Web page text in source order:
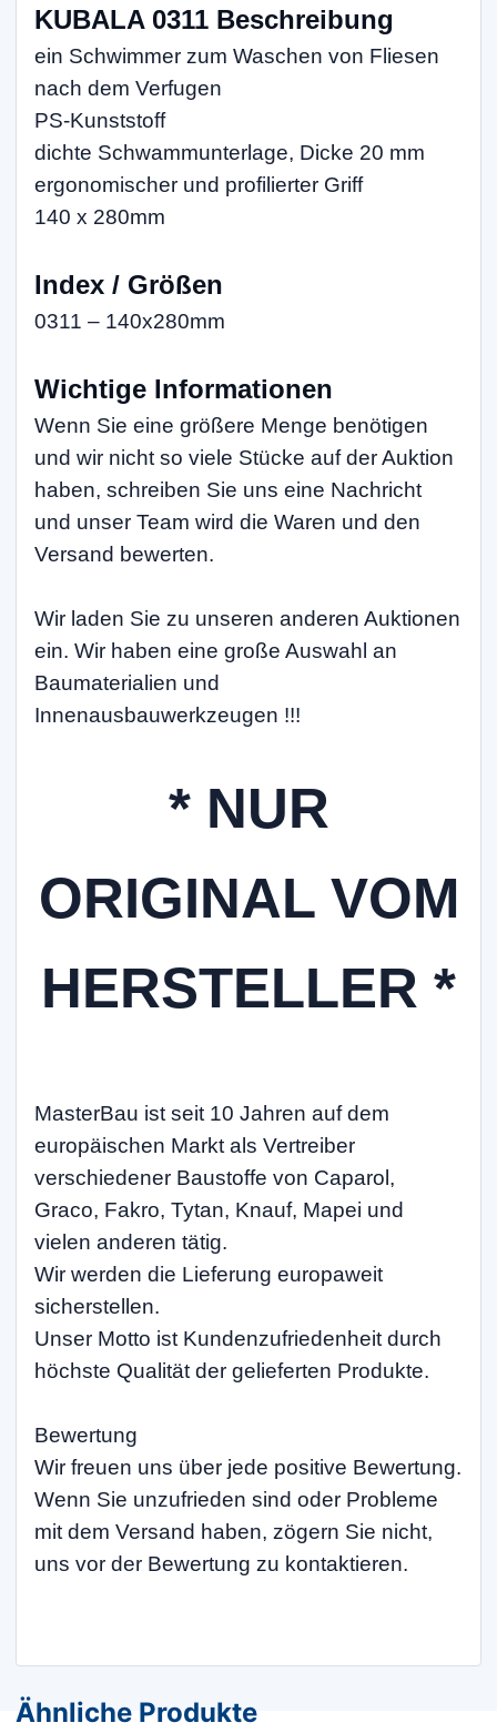
KUBALA 0311 Beschreibung
ein Schwimmer zum Waschen von Fliesen
nach dem Verfugen
PS-Kunststoff
dichte Schwammunterlage, Dicke 20 mm
ergonomischer und profilierter Griff
140 x 280mm
Index / Größen
0311 – 140x280mm
Wichtige Informationen
Wenn Sie eine größere Menge benötigen
und wir nicht so viele Stücke auf der Auktion
haben, schreiben Sie uns eine Nachricht
und unser Team wird die Waren und den
Versand bewerten.
Wir laden Sie zu unseren anderen Auktionen
ein. Wir haben eine große Auswahl an
Baumaterialien und
Innenausbauwerkzeugen !!!
* NUR
ORIGINAL VOM
HERSTELLER *
MasterBau ist seit 10 Jahren auf dem
europäischen Markt als Vertreiber
verschiedener Baustoffe von Caparol,
Graco, Fakro, Tytan, Knauf, Mapei und
vielen anderen tätig.
Wir werden die Lieferung europaweit
sicherstellen.
Unser Motto ist Kundenzufriedenheit durch
höchste Qualität der gelieferten Produkte.
Bewertung
Wir freuen uns über jede positive Bewertung.
Wenn Sie unzufrieden sind oder Probleme
mit dem Versand haben, zögern Sie nicht,
uns vor der Bewertung zu kontaktieren.
Ähnliche Produkte